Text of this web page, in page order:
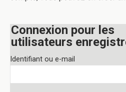
Connexion pour les
utilisateurs
Identifiant ou e-mail